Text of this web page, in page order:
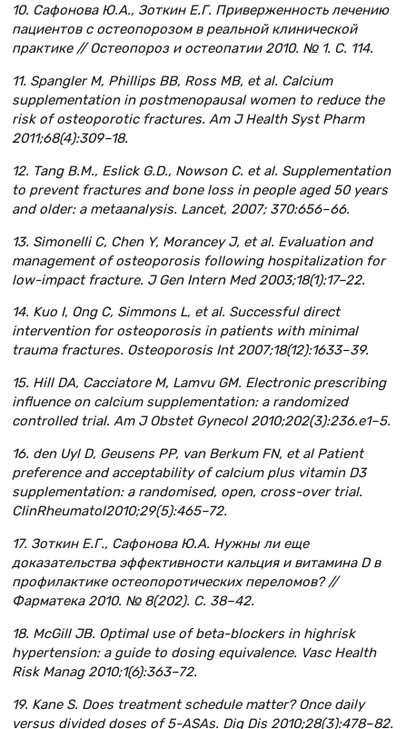
10. Сафонова Ю.А., Зоткин Е.Г. Приверженность лечению
пациентов с остеопорозом в реальной клинической
практике // Остеопороз и остеопатии 2010. № 1. С. 114.
11. Spangler M, Phillips BB, Ross MB, et al. Calcium
supplementation in postmenopausal women to reduce the
risk of osteoporotic fractures. Am J Health Syst Pharm
2011;68(4):309–18.
12. Tang B.M., Eslick G.D., Nowson C. et al. Supplementation
to prevent fractures and bone loss in people aged 50 years
and older: a metaanalysis. Lancet, 2007; 370:656–66.
13. Simonelli C, Chen Y, Morancey J, et al. Evaluation and
management of osteoporosis following hospitalization for
low-impact fracture. J Gen Intern Med 2003;18(1):17–22.
14. Kuo I, Ong C, Simmons L, et al. Successful direct
intervention for osteoporosis in patients with minimal
trauma fractures. Osteoporosis Int 2007;18(12):1633–39.
15. Hill DA, Cacciatore M, Lamvu GM. Electronic prescribing
influence on calcium supplementation: a randomized
controlled trial. Am J Obstet Gynecol 2010;202(3):236.e1–5.
16. den Uyl D, Geusens PP, van Berkum FN, et al Patient
preference and acceptability of calcium plus vitamin D3
supplementation: a randomised, open, cross-over trial.
ClinRheumatol2010;29(5):465–72.
17. Зоткин Е.Г., Сафонова Ю.А. Нужны ли еще
доказательства эффективности кальция и витамина D в
профилактике остеопоротических переломов? //
Фарматека 2010. № 8(202). С. 38–42.
18. McGill JB. Optimal use of beta-blockers in highrisk
hypertension: a guide to dosing equivalence. Vasc Health
Risk Manag 2010;1(6):363–72.
19. Kane S. Does treatment schedule matter? Once daily
versus divided doses of 5-ASAs. Dig Dis 2010;28(3):478–82.